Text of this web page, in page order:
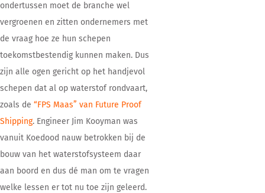
ondertussen moet de branche wel
vergroenen en zitten ondernemers met
de vraag hoe ze hun schepen
toekomstbestendig kunnen maken. Dus
zijn alle ogen gericht op het handjevol
schepen dat al op waterstof rondvaart,
zoals de “FPS Maas” van Future Proof
Shipping. Engineer Jim Kooyman was
vanuit Koedood nauw betrokken bij de
bouw van het waterstofsysteem daar
aan boord en dus dé man om te vragen
welke lessen er tot nu toe zijn geleerd.